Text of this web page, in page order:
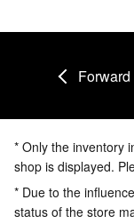
Forward
* Only the inventory
shop is displayed.
* Due to the
status of the store